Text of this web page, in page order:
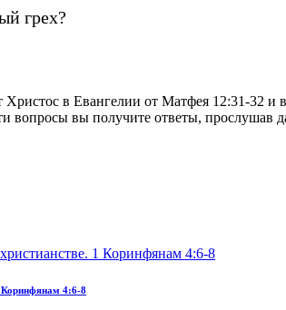
грех?
Христос в Евангелии от Матфея 12:31-32
вопросы вы получите ответы, прослушав
Коринфянам 4:6-8